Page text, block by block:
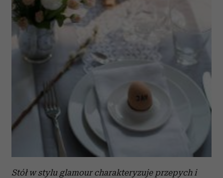
Stół w stylu glamour charakteryzuje przepych i